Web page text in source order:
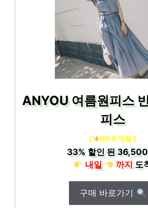
ANYOU 여름원피스
피스
[ NO.8 제품 ]
33%할인 된
내일
까지도
구매 바로가기